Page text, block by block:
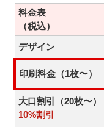
料金表
（税込）
デザイン
印刷料金（1枚〜）
大口割引（20枚〜）
10%割引